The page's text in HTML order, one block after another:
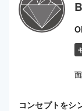
コンセプトをシ